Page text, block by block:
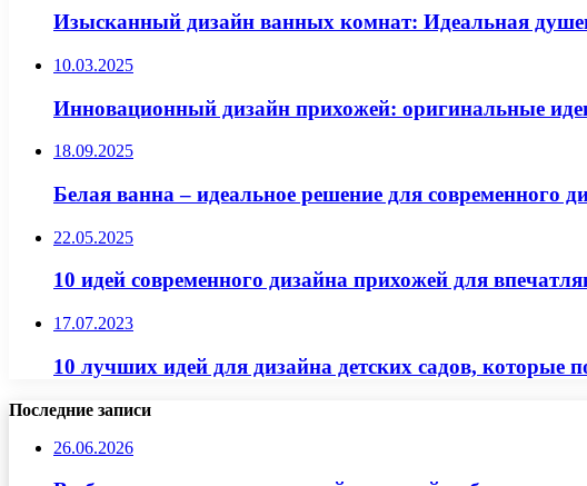
Изысканный дизайн ванных комнат: Идеальная
10.03.2025
Инновационный дизайн прихожей: оригинальные
18.09.2025
Белая ванна – идеальное решение для современного
22.05.2025
10 идей современного дизайна прихожей для
17.07.2023
10 лучших идей для дизайна детских садов, которые
Последние записи
26.06.2026